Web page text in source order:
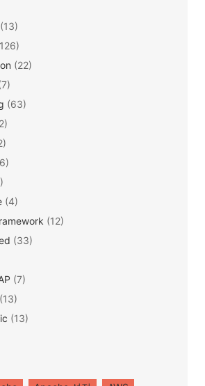
(13)
(22)
(63)
(4)
(12)
(33)
(7)
(13)
(13)